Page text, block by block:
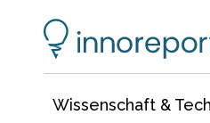
Wissenschaft &